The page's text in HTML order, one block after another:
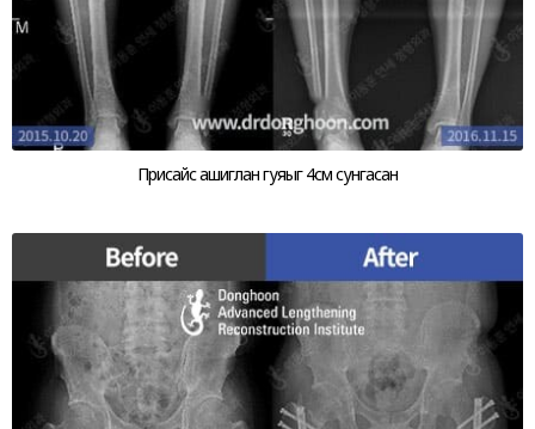
Присайс ашиглан гуяыг 4см сунгасан